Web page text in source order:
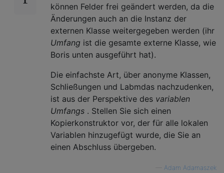
können Felder frei geändert werden, da die
Änderungen auch an die Instanz der
externen Klasse weitergegeben werden (ihr
Umfang ist die gesamte externe Klasse, wie
Boris unten ausgeführt hat).
Die einfachste Art, über anonyme Klassen,
Schließungen und Labmdas nachzudenken,
ist aus der Perspektive des variablen
Umfangs . Stellen Sie sich einen
Kopierkonstruktor vor, der für alle lokalen
Variablen hinzugefügt wurde, die Sie an
einen Abschluss übergeben.
Adam Adamaszek